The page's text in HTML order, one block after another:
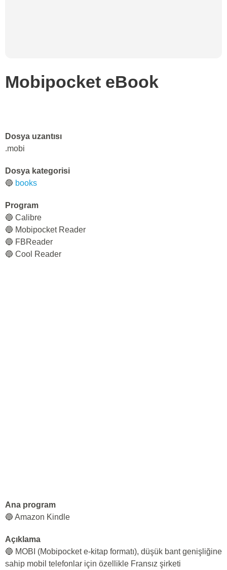
Mobipocket eBook
Dosya uzantısı
.mobi
Dosya kategorisi
🔵 books
Program
🔵 Calibre
🔵 Mobipocket Reader
🔵 FBReader
🔵 Cool Reader
Ana program
🔵 Amazon Kindle
Açıklama
🔵 MOBI (Mobipocket e-kitap formatı), düşük bant genişliğine
sahip mobil telefonlar için özellikle Fransız şirketi